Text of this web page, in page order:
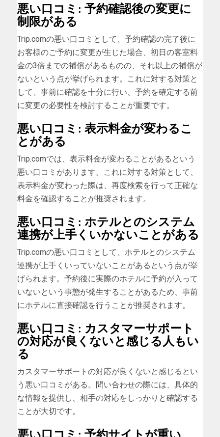
悪い口コミ: 予約確認後の変更に
制限がある
Trip.comの悪い口コミとして、予約確認の完了後に
お客様のご予約に変更が生じた場合、初日の客室料
金の3倍までの補償があるものの、それ以上の補償が
ないという点が挙げられます。これに対する対策と
して、事前に確認を十分に行い、予約を確定する前
に変更の必要性を検討することが重要です。
悪い口コミ: 表示料金が変わるこ
とがある
Trip.comでは、表示料金が変わることがあるという
悪い口コミがあります。これに対する対策として、
表示料金が変わった際は、再度検索を行って正確な
料金を確認することが推奨されます。
悪い口コミ: ホテルとのシステム
連携が上手くいかないことがある
Trip.comの悪い口コミとして、ホテルとのシステム
連携が上手くいっていないことがあるという点が挙
げられます。予約後に実際のホテルに予約が入って
いないという事態が発生することがあるため、事前
にホテルに直接確認を行うことが推奨されます。
悪い口コミ: カスタマーサポート
の対応が良くないと感じる人もい
る
カスタマーサポートの対応が良くないと感じるとい
う悪い口コミがある。問い合わせの際には、具体的
な情報を提供し、相手の対応をしっかりと確認する
ことが大切です。
悪い口コミ: 予約サイトが重い